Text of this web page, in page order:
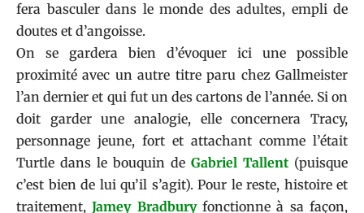
fera basculer dans le monde des adultes, empli de
doutes et d’angoisse.
On se gardera bien d’évoquer ici une possible
proximité avec un autre titre paru chez Gallmeister
l’an dernier et qui fut un des cartons de l’année. Si on
doit garder une analogie, elle concernera Tracy,
personnage jeune, fort et attachant comme l’était
Turtle dans le bouquin de Gabriel Tallent (puisque
c’est bien de lui qu’il s’agit). Pour le reste, histoire et
traitement,Jamey Bradburyfonctionne à sa façon,